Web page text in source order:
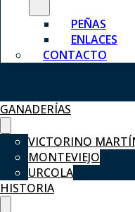
PEÑAS
ENLACES
CONTACTO
GANADERÍAS
VICTORINO
MONTEVIEJO
URCOLA
HISTORIA